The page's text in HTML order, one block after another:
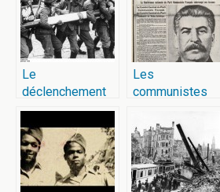
Le
déclenchement
de la seconde
guerre mondiale
Les
communistes
guerre